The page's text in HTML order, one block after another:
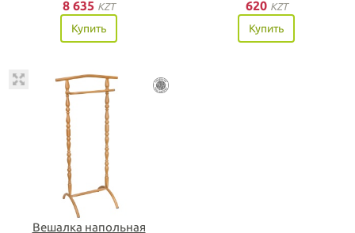
8 635 KZT
Купить
620 KZT
Купить
Вешалка напольная